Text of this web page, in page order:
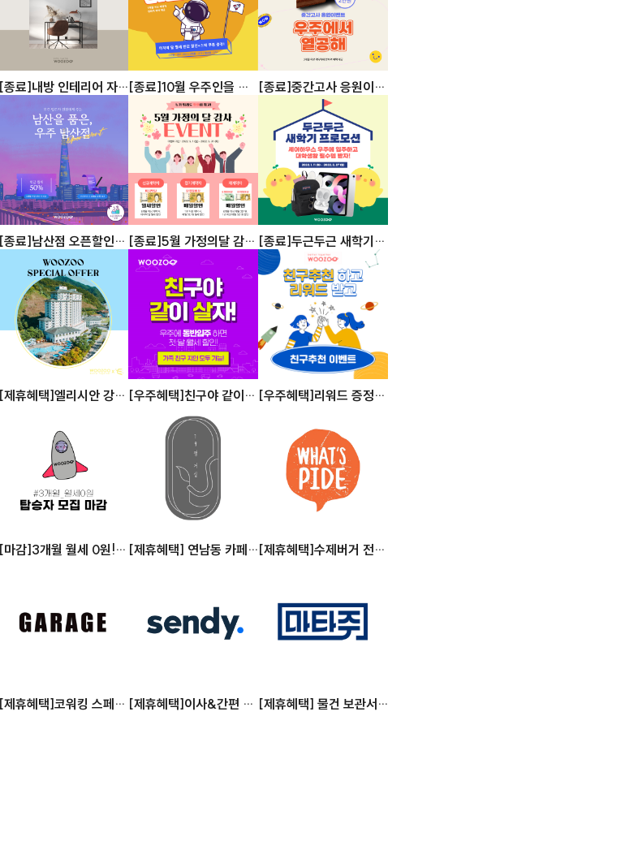
[종료]내방 인테리어 자
랑하기 콘테스트
[종료]10월 우주인을 모
집합니다!
[종료]중간고사 응원이벤
[종료]남산점 오픈할인
[종료]5월 가정의달 감사
이벤트
[종료]두근두근 새학기
프로모션
[제휴혜택]엘리시안 강촌 [우주혜택]친구야 같이
살자! 동반입주 시 월세
[우주혜택]리워드 증정!
[마감]3개월 월세 0원!
[제휴혜택] 연남동 카페, [제휴혜택]수제버거 전문
[제휴혜택]코워킹 스페이 [제휴혜택]이사&간편 화 [제휴혜택] 물건 보관서